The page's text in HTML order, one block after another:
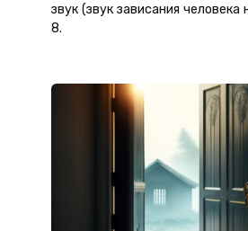
звук (звук зависания
8.